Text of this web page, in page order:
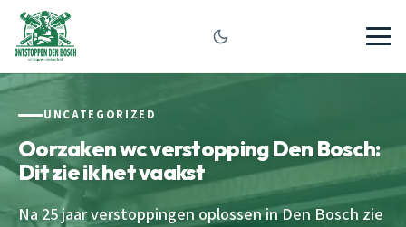
UNCATEGORIZED
Oorzaken wc verstopping Den Bosch:
Dit zie ik het vaakst
Na 25 jaar verstoppingen oplossen in Den Bosch zie